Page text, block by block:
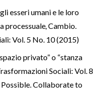
esseri umani e le loro
processuale,Cambio.
Vol. 5 No. 10 (2015)
privato” o “stanza
Sociali: Vol. 8
Collaborate to